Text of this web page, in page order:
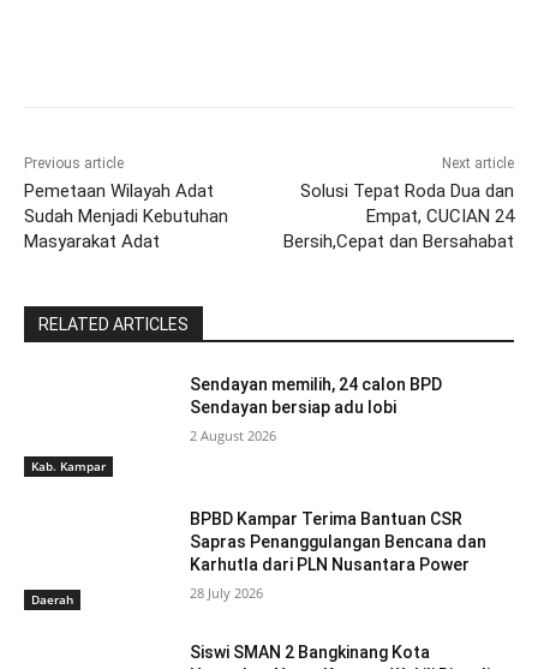
Previous article
Pemetaan Wilayah Adat
Sudah Menjadi Kebutuhan
Masyarakat Adat
Next article
Solusi Tepat Roda Dua dan
Empat, CUCIAN 24
Bersih,Cepat dan Bersahabat
RELATED ARTICLES
Kab. Kampar
Sendayan memilih, 24 calon BPD
Sendayan bersiap adu lobi
2 August 2026
Daerah
BPBD Kampar Terima Bantuan CSR
Sapras Penanggulangan Bencana dan
Karhutla dari PLN Nusantara Power
28 July 2026
Siswi SMAN 2 Bangkinang Kota